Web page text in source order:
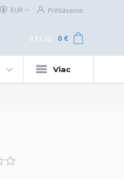
EUR Prihlásenie
0 ks za 0 €
Viac